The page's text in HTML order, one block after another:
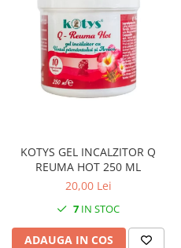
KOTYS GEL INCALZITOR Q
REUMA HOT 250 ML
20,00 Lei
7 IN STOC
ADAUGA IN COS